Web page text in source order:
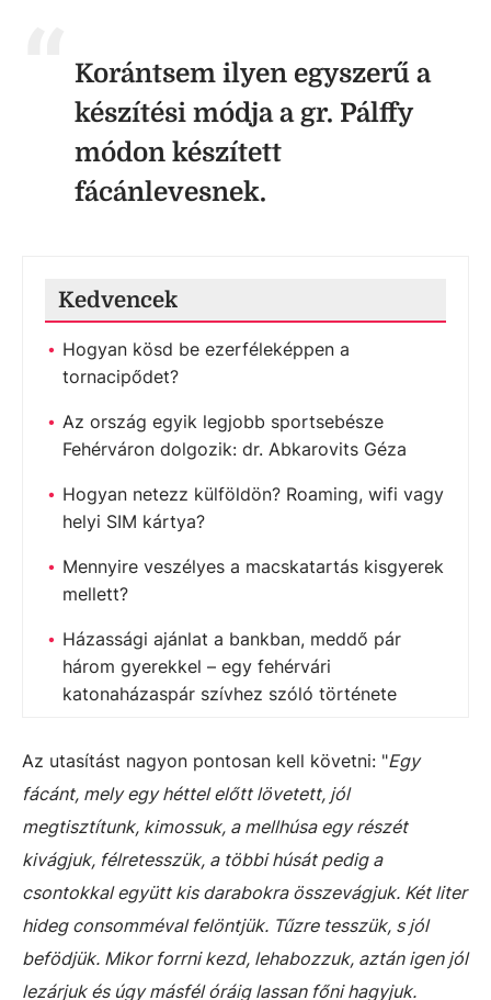
Korántsem ilyen egyszerű a
készítési módja a gr. Pálffy
módon készített
fácánlevesnek.
Kedvencek
Hogyan kösd be ezerféleképpen a
tornacipődet?
Az ország egyik legjobb sportsebésze
Fehérváron dolgozik: dr. Abkarovits Géza
Hogyan netezz külföldön? Roaming, wifi vagy
helyi SIM kártya?
Mennyire veszélyes a macskatartás kisgyerek
mellett?
Házassági ajánlat a bankban, meddő pár
három gyerekkel – egy fehérvári
katonaházaspár szívhez szóló története
Az utasítást nagyon pontosan kell követni: "Egy
fácánt, mely egy héttel előtt lövetett, jól
megtisztítunk, kimossuk, a mellhúsa egy részét
kivágjuk, félretesszük, a többi húsát pedig a
csontokkal együtt kis darabokra összevágjuk. Két liter
hideg consomméval felöntjük. Tűzre tesszük, s jól
befödjük. Mikor forrni kezd, lehabozzuk, aztán igen jól
lezárjuk és úgy másfél óráig lassan főni hagyjuk.